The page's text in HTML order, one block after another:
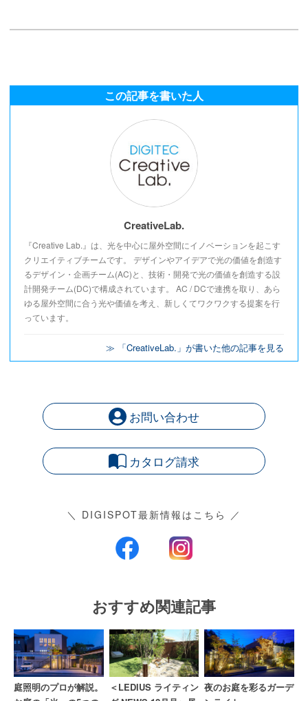
この記事を書いた人
CreativeLab.
『Creative Lab.』は、光を中心に屋外空間にイノベーションを起こす
クリエイティブチームです。 デザインやアイデアで光の価値を創造す
るデザイン・企画チーム(AC)と、技術・開発で光の価値を創造する設
計開発チーム(DC)で構成されています。 AC / DCで連携を取り、あら
ゆる屋外空間に合う光や価値を考え、新しくてワクワクする提案を行
っています。
≫ 「CreativeLab.」が書いた他の記事を見る
お問い合わせ
カタログ請求
＼ DIGISPOT最新情報はこちら ／
おすすめ関連記事
庭照明のプロが解説。
＜LEDIUS ライティン 夜のお庭を彩るガーデ